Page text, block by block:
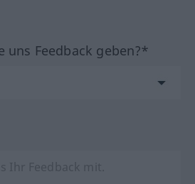
uns Feedback geben?*